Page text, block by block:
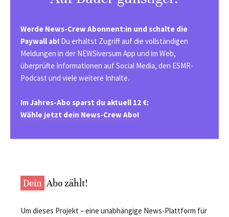
Werde News-Crew Abonnent:in und schalte die
Paywall ab! Du erhältst Zugriff auf die vollständigen
Meldungen in der NEWSiversum App und im Web,
überprüfte Informationen auf Social Media, den ESMR-
Podcast und viele weitere Inhalte.
Im Jahres-Abo sparst du aktuell 12 €:
Wähle jetzt dein News-Crew Abo!
Dein Abo zählt!
Um dieses Projekt – eine unabhängige News-Plattform für